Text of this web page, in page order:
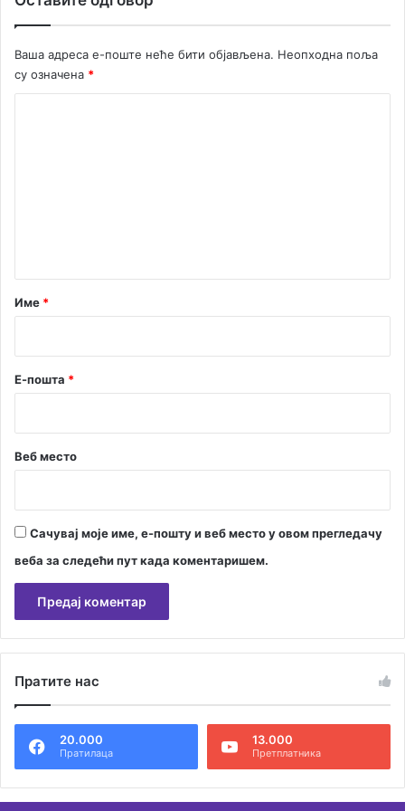
Ваша адреса е-поште неће бити објављена. Неопходна поља
су означена *
р
Име *
Е-пошта *
Веб место
Сачувај моје име, е-пошту и веб место у овом прегледачу
веба за следећи пут када коментаришем.
т
н
Пратите нас
20.000
Пратилаца
13.000
Претплатника